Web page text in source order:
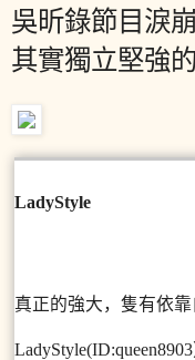
吳昕錄節目淚
其實獨立堅強
LadyStyle
真正的強大，隻有依靠